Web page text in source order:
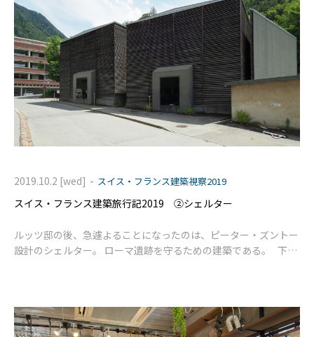
スイス・フランス建築旅行記2019 ②シェルター
2019.10.2 [wed] - スイス・フランス建築視察2019
ルッツ邸の後、急遽よることになったのは、ピーター・ズントー
設計のシェルター。 ローマ遺跡を守るための建築である。 下の